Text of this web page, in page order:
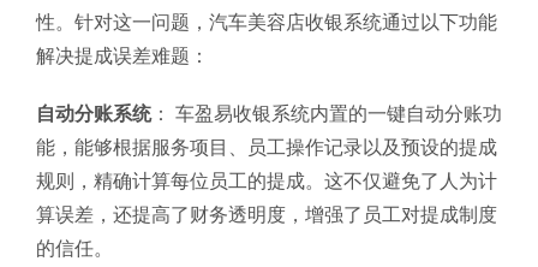
性。针对这一问题，汽车美容店收银系统通过以下功能
解决提成误差难题：
自动分账系统： 车盈易收银系统内置的一键自动分账功
能，能够根据服务项目、员工操作记录以及预设的提成
规则，精确计算每位员工的提成。这不仅避免了人为计
算误差，还提高了财务透明度，增强了员工对提成制度
的信任。